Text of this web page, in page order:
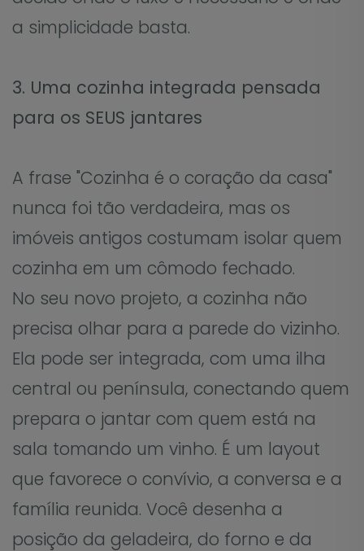
a simplicidade basta.
3. Uma cozinha integrada pensada
para os SEUS jantares
A frase "Cozinha é o coração da casa"
nunca foi tão verdadeira, mas os
imóveis antigos costumam isolar quem
cozinha em um cômodo fechado.
No seu novo projeto, a cozinha não
precisa olhar para a parede do vizinho.
Ela pode ser integrada, com uma ilha
central ou península, conectando quem
prepara o jantar com quem está na
sala tomando um vinho. É um layout
que favorece o convívio, a conversa e a
família reunida. Você desenha a
posição da geladeira, do forno e da